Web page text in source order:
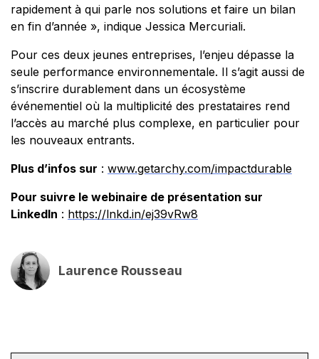
rapidement à qui parle nos solutions et faire un bilan
en fin d’année», indique Jessica Mercuriali.
Pour ces deux jeunes entreprises, l’enjeu dépasse la
seule performance environnementale. Il s’agit aussi de
s’inscrire durablement dans un écosystème
événementiel où la multiplicité des prestataires rend
l’accès au marché plus complexe, en particulier pour
les nouveaux entrants.
Plus d’infos sur : www.getarchy.com/impactdurable
Pour suivre le webinaire de présentation sur
LinkedIn : https://lnkd.in/ej39vRw8
Laurence Rousseau